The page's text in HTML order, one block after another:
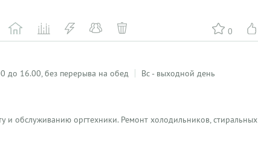
0
до 16.00, без перерыва на обед
Вс - выходной день
и обслуживанию оргтехники. Ремонт холодильников, стиральных